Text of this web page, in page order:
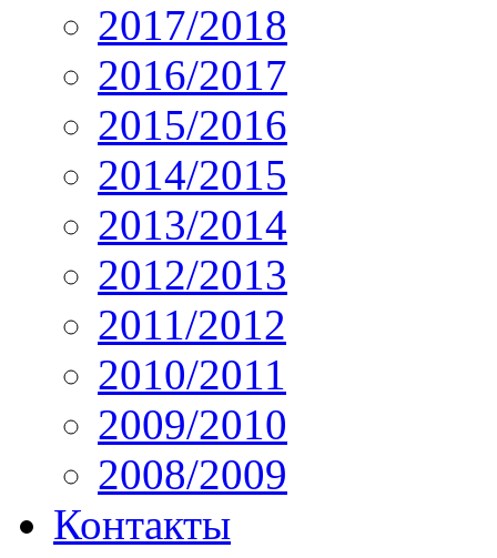
2017/2018
2016/2017
2015/2016
2014/2015
2013/2014
2012/2013
2011/2012
2010/2011
2009/2010
2008/2009
Контакты